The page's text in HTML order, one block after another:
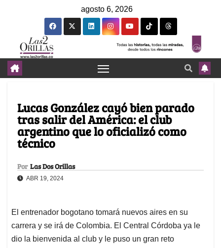
agosto 6, 2026
Lucas González cayó bien parado
tras salir del América: el club
argentino que lo oficializó como
técnico
Por Las Dos Orillas
ABR 19, 2024
El entrenador bogotano tomará nuevos aires en su
carrera y se irá de Colombia. El Central Córdoba ya le
dio la bienvenida al club y le puso un gran reto